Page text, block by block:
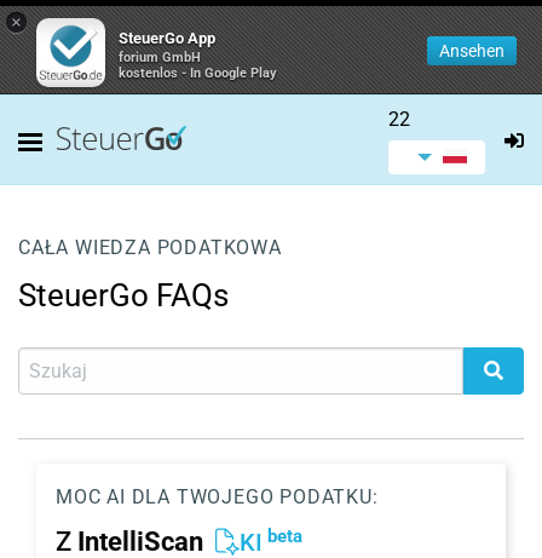
×
SteuerGo App
forium GmbH
kostenlos - In Google Play
Ansehen
22
CAŁA WIEDZA PODATKOWA
SteuerGo FAQs
MOC AI DLA TWOJEGO PODATKU:
Z IntelliScan KI beta